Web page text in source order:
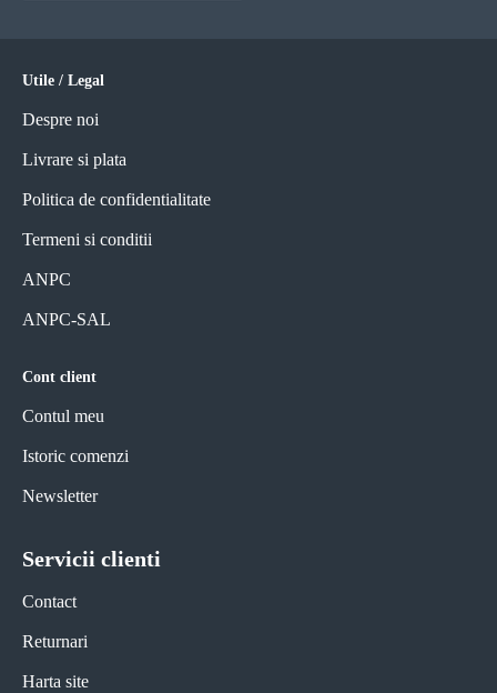
Utile / Legal
Despre noi
Livrare si plata
Politica de confidentialitate
Termeni si conditii
ANPC
ANPC-SAL
Cont client
Contul meu
Istoric comenzi
Newsletter
Servicii clienti
Contact
Returnari
Harta site